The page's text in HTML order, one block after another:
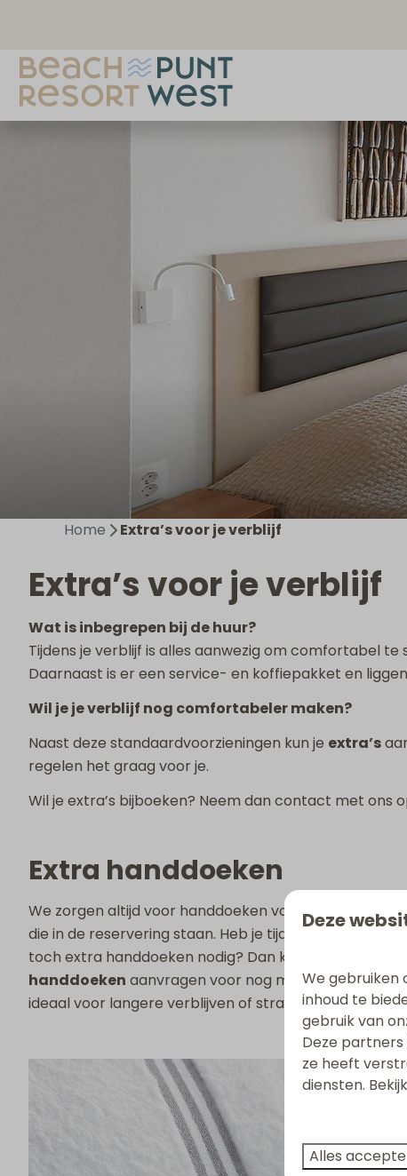
Home Extra’s voor je verblijf
Extra’s voor je verblijf
Wat is inbegrepen bij de huur?
Tijdens je verblijf is alles aanwezig om comfortabel
Daarnaast is er een service- en koffiepakket en
Wil je je verblijf nog comfortabeler maken?
Naast deze standaardvoorzieningen kun je extra’s
regelen het graag voor je.
Wil je extra’s bijboeken? Neem dan contact met ons
Extra handdoeken
We zorgen altijd voor handdoeken voor alle gasten
die in de reservering staan. Heb je tijdens je verblijf
toch extra handdoeken nodig? Dan kun je
handdoeken aanvragen voor nog meer comfort—
ideaal voor langere verblijven of stranddagen.
Deze
We gebruiken
inhoud te
gebruik van
Deze
ze heeft
diensten.
Alles